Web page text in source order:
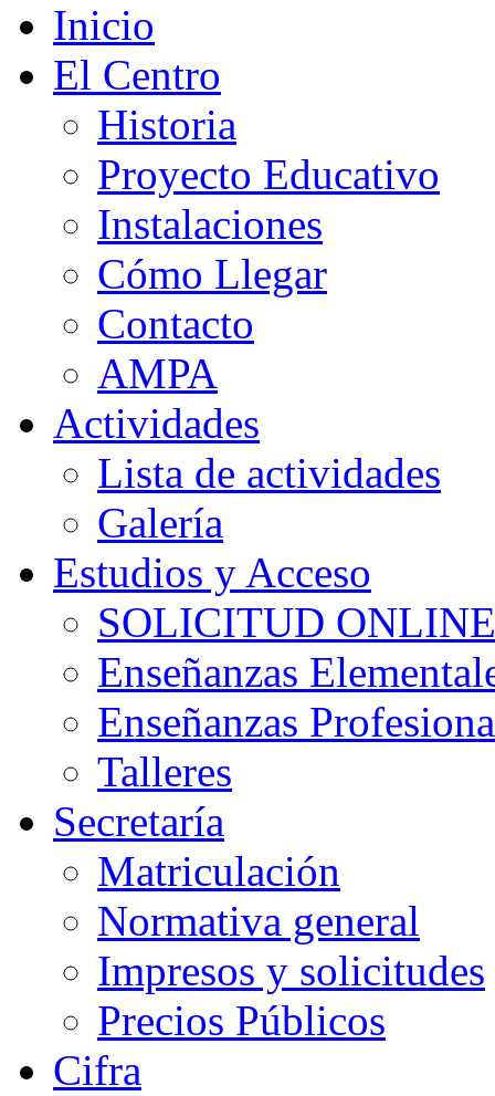
Inicio
El Centro
Historia
Proyecto Educativo
Instalaciones
Cómo Llegar
Contacto
AMPA
Actividades
Lista de actividades
Galería
Estudios y Acceso
SOLICITUD ONLINE
Enseñanzas
Enseñanzas
Talleres
Secretaría
Matriculación
Normativa general
Impresos y solicitudes
Precios Públicos
Cifra